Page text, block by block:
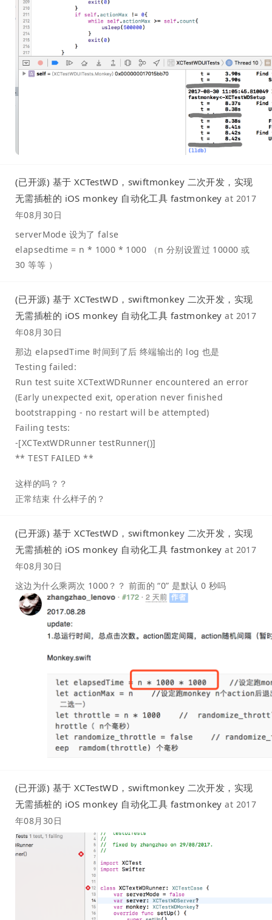
(已开源) 基于 XCTestWD，swiftmonkey 二次开发，实现
无需插桩的 iOS monkey 自动化工具 fastmonkey at 2017
年08月30日
serverMode 设为了 false
elapsedtime = n * 1000 * 1000 （n 分别设置过 10000 或
30 等等 ）
(已开源) 基于 XCTestWD，swiftmonkey 二次开发，实现
无需插桩的 iOS monkey 自动化工具 fastmonkey at 2017
年08月30日
那边 elapsedTime 时间到了后 终端输出的 log 也是
Testing failed:
Run test suite XCTextWDRunner encountered an error
(Early unexpected exit, operation never finished
bootstrapping - no restart will be attempted)
Failing tests:
-[XCTextWDRunner testRunner()]
** TEST FAILED **
这样的吗？？
正常结束 什么样子的？
(已开源) 基于 XCTestWD，swiftmonkey 二次开发，实现
无需插桩的 iOS monkey 自动化工具 fastmonkey at 2017
年08月30日
这边为什么乘两次 1000？？ 前面的 “0” 是默认 0 秒吗
(已开源) 基于 XCTestWD，swiftmonkey 二次开发，实现
无需插桩的 iOS monkey 自动化工具 fastmonkey at 2017
年08月30日